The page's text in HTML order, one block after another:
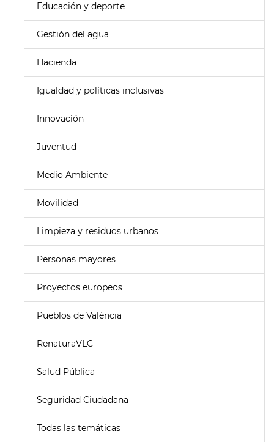
Educación y deporte
Gestión del agua
Hacienda
Igualdad y políticas inclusivas
Innovación
Juventud
Medio Ambiente
Movilidad
Limpieza y residuos urbanos
Personas mayores
Proyectos europeos
Pueblos de València
RenaturaVLC
Salud Pública
Seguridad Ciudadana
Todas las temáticas